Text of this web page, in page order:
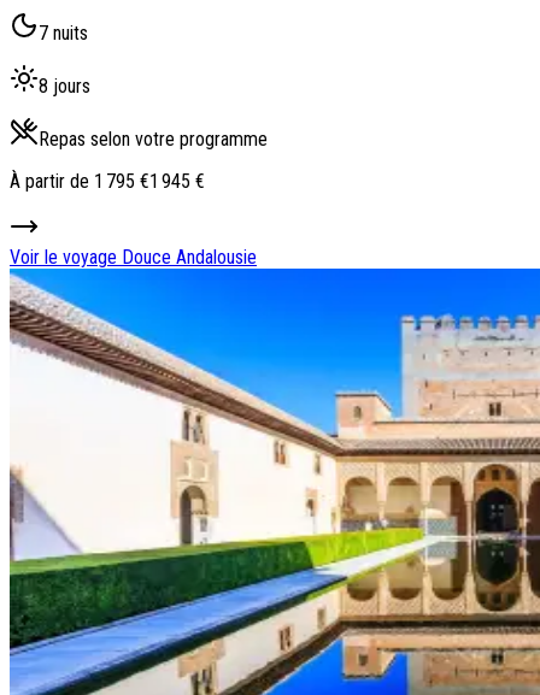
7 nuits
8 jours
Repas selon votre programme
À partir de 1 795 €1 945 €
Voir le voyage Douce Andalousie